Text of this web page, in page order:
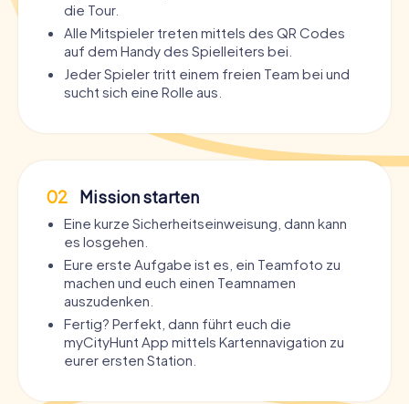
die Tour.
Alle Mitspieler treten mittels des QR Codes
auf dem Handy des Spielleiters bei.
Jeder Spieler tritt einem freien Team bei und
sucht sich eine Rolle aus.
02 Mission starten
Eine kurze Sicherheitseinweisung, dann kann
es losgehen.
Eure erste Aufgabe ist es, ein Teamfoto zu
machen und euch einen Teamnamen
auszudenken.
Fertig? Perfekt, dann führt euch die
myCityHunt App mittels Kartennavigation zu
eurer ersten Station.